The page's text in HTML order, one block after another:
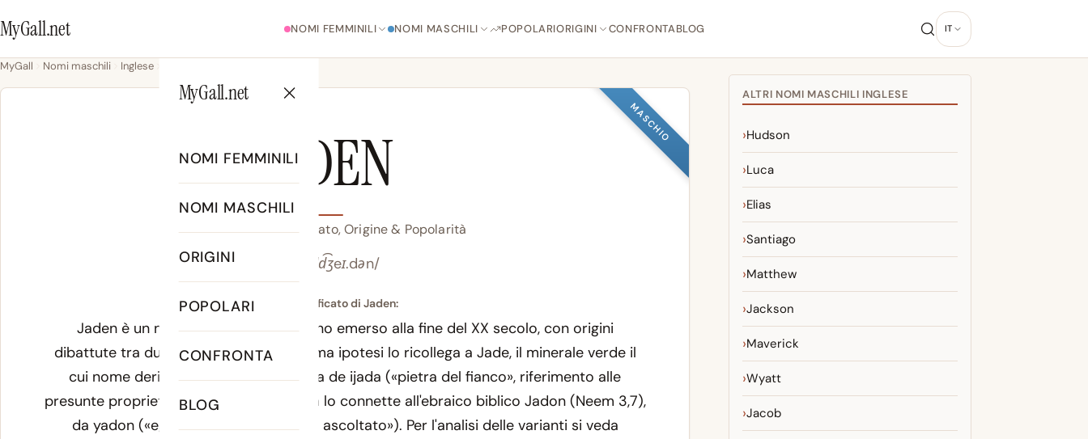
MyGall.net NOMI FEMMINILI NOMI MASCHILI POPOLARIORIGINI CONFRONTABLOG IT
MyGall.net
NOMI FEMMINILI
NOMI MASCHILI
ORIGINI
POPOLARI
CONFRONTA
BLOG
MyGall Nomi maschili Inglese
MASCHIO
JADEN
Jaden - Significato, Origine & Popolarità
/ˈd͡ʒeɪ.dən/
Significato di Jaden:
Jaden è un nome americano moderno emerso alla fine del XX secolo, con origini
dibattute tra due possibili radici. La prima ipotesi lo ricollega a Jade, il minerale verde il
cui nome deriva dallo spagnolopiedra de ijada («pietra del fianco», riferimento alle
presunte proprietà curative). La seconda lo connette all'ebraico biblico Jadon (Neem 3,7),
da yadon(«egli giudicherà» o «Dio ha ascoltato»). Per l'analisi delle varianti si veda
ALTRI NOMI MASCHILI INGLESE
Hudson
Luca
Elias
Santiago
Matthew
Jackson
Maverick
Wyatt
Jacob